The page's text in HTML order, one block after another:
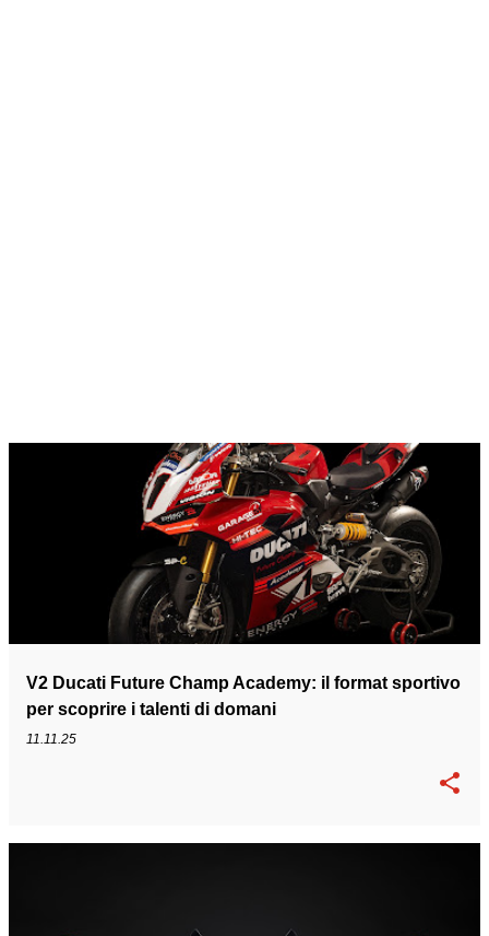
V2 Ducati Future Champ Academy: il format sportivo
per scoprire i talenti di domani
11.11.25